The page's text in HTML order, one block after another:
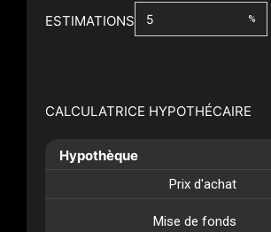
ESTIMATIONS %
CALCULATRICE HYPOTHÉCAIRE
Hypothèque
Prix d'achat
Mise de fonds